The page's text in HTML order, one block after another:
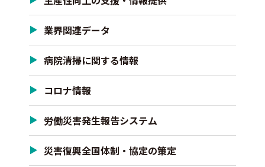
業界関連データ
病院清掃に関する情報
コロナ情報
労働災害発生報告システム
災害復興全国体制・協定の策定